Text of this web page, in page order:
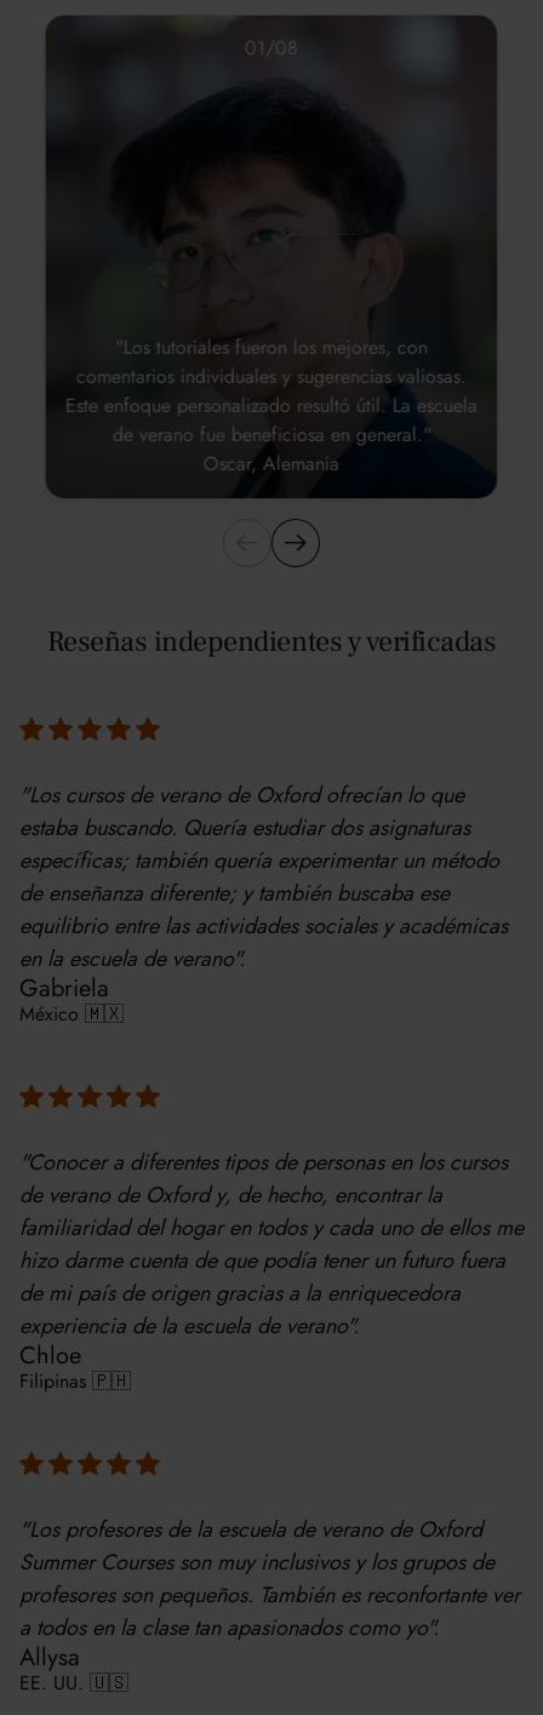
01/08
"Los tutoriales fueron los mejores, con
comentarios individuales y sugerencias valiosas.
Este enfoque personalizado resultó útil. La escuela
de verano fue beneficiosa en general."
Oscar, Alemania
Reseñas independientes y verificadas
"Los cursos de verano de Oxford ofrecían lo que
estaba buscando. Quería estudiar dos asignaturas
específicas; también quería experimentar un método
de enseñanza diferente; y también buscaba ese
equilibrio entre las actividades sociales y académicas
en la escuela de verano".
Gabriela
México 🇲🇽
"Conocer a diferentes tipos de personas en los cursos
de verano de Oxford y, de hecho, encontrar la
familiaridad del hogar en todos y cada uno de ellos me
hizo darme cuenta de que podía tener un futuro fuera
de mi país de origen gracias a la enriquecedora
experiencia de la escuela de verano".
Chloe
Filipinas 🇵🇭
"Los profesores de la escuela de verano de Oxford
Summer Courses son muy inclusivos y los grupos de
profesores son pequeños. También es reconfortante ver
a todos en la clase tan apasionados como yo".
Allysa
EE. UU. 🇺🇸